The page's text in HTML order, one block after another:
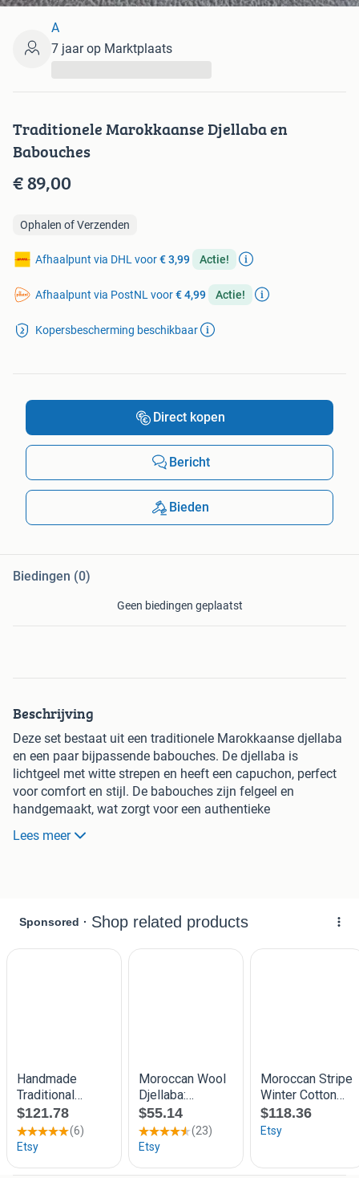
Beschrijving
Deze set bestaat uit een traditionele Marokkaanse djellaba
en een paar bijpassende babouches. De djellaba is
lichtgeel met witte strepen en heeft een capuchon, perfect
voor comfort en stijl. De babouches zijn felgeel en
handgemaakt, wat zorgt voor een authentieke
Marokkaanse uitstraling. Ideaal voor speciale
gelegenheden of als comfortabele huisoutfit.
Lees meer
Traditionele Marokkaanse Djellaba en
Babouches
€ 89,00
Ophalen of Verzenden
Afhaalpunt via DHL voor€ 3,99 Actie!
Afhaalpunt via PostNL voor€ 4,99 Actie!
Kopersbescherming beschikbaar
A
7 jaar op Marktplaats
Direct kopen
Bericht
Bieden
Biedingen (0)
Geen biedingen geplaatst